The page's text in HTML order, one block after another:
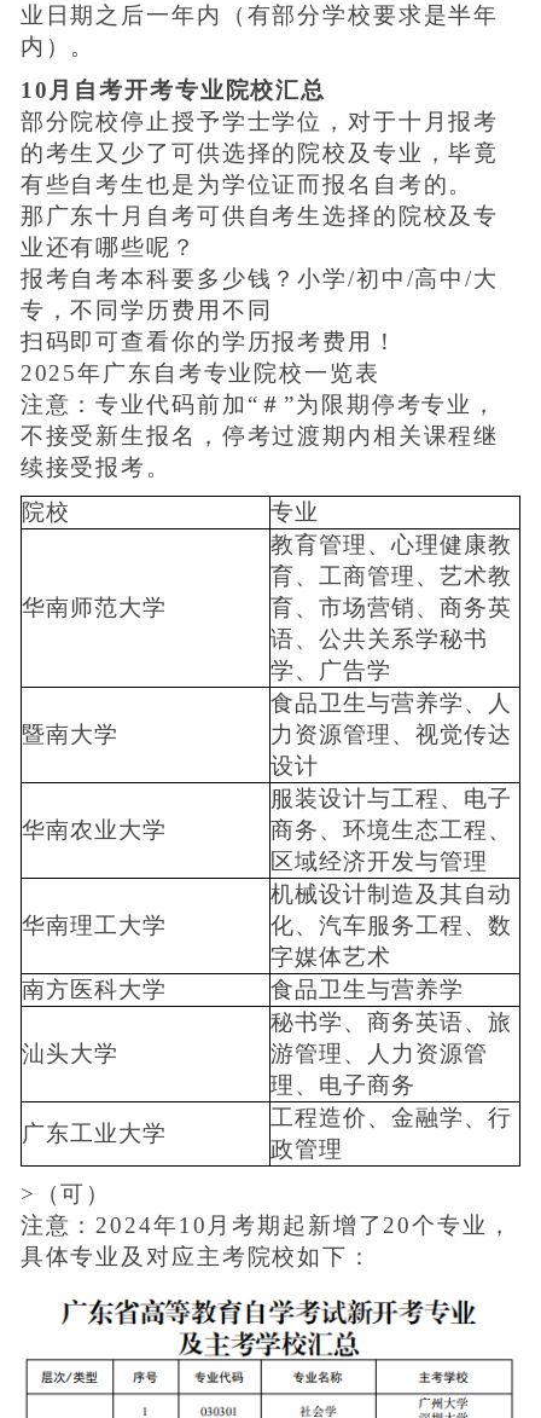
业日期之后一年内（有部分学校要求是半年
内）。
10月自考开考专业院校汇总
部分院校停止授予学士学位，对于十月报考
的考生又少了可供选择的院校及专业，毕竟
有些自考生也是为学位证而报名自考的。
那广东十月自考可供自考生选择的院校及专
业还有哪些呢？
报考自考本科要多少钱？小学/初中/高中/大
专，不同学历费用不同
扫码即可查看你的学历报考费用！
2025年广东自考专业院校一览表
注意：专业代码前加“＃”为限期停考专业，
不接受新生报名，停考过渡期内相关课程继
续接受报考。
院校
专业
华南师范大学
教育管理、心理健康教
育、工商管理、艺术教
育、市场营销、商务英
语、公共关系学秘书
学、广告学
暨南大学
食品卫生与营养学、人
力资源管理、视觉传达
设计
华南农业大学
服装设计与工程、电子
商务、环境生态工程、
区域经济开发与管理
华南理工大学
机械设计制造及其自动
化、汽车服务工程、数
字媒体艺术
南方医科大学
食品卫生与营养学
汕头大学
秘书学、商务英语、旅
游管理、人力资源管
理、电子商务
广东工业大学
工程造价、金融学、行
政管理
>（可）
注意：2024年10月考期起新增了20个专业，
具体专业及对应主考院校如下：